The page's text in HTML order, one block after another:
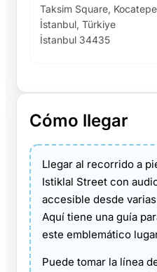
Taksim Square,
İstanbul, Türkiye
İstanbul 34435
Cómo llegar
Llegar al recorrido a
Istiklal Street con
accesible desde
Aquí tiene una guía
este emblemático
Puede tomar la línea